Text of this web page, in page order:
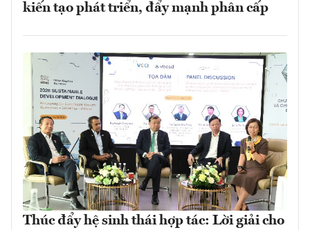
kiến tạo phát triển, đẩy mạnh phân cấp
Thúc đẩy hệ sinh thái hợp tác: Lời giải cho